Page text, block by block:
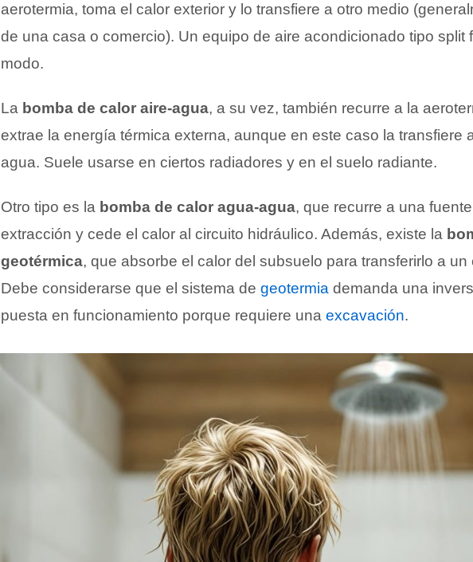
aerotermia, toma el calor exterior y lo transfiere a otro medio
de una casa o comercio). Un equipo de aire acondicionado tipo split
modo.
La bomba de calor aire-agua, a su vez, también recurre a la
extrae la energía térmica externa, aunque en este caso la transfiere
agua. Suele usarse en ciertos radiadores y en el suelo radiante.
Otro tipo es la bomba de calor agua-agua, que recurre a una
extracción y cede el calor al circuito hidráulico. Además, existe la
geotérmica, que absorbe el calor del subsuelo para transferirlo a un
Debe considerarse que el sistema de geotermia demanda una
puesta en funcionamiento porque requiere una excavación.